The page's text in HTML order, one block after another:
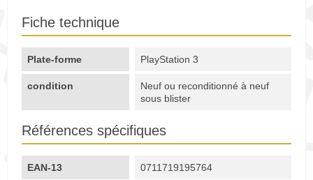
Fiche technique
Plate-forme PlayStation 3
condition
Neuf ou reconditionné à neuf
sous blister
Références spécifiques
EAN-13 0711719195764